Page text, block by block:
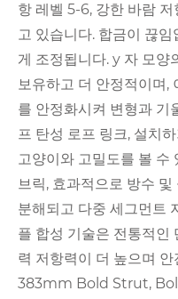
항 레벨 5-6, 강한 바람
고 있습니다. 합금이 끊
게 조정됩니다. y 자 모양
보유하고 더 안정적이며,
를 안정화시켜 변형과 기
프 탄성 로프 링크, 설치
고양이와 고밀도를 볼 수
브릭, 효과적으로 방수
분해되고 다중 세그먼트
플 합성 기술은 전통적인
력 저항력이 더 높으며
383mm Bold Strut,